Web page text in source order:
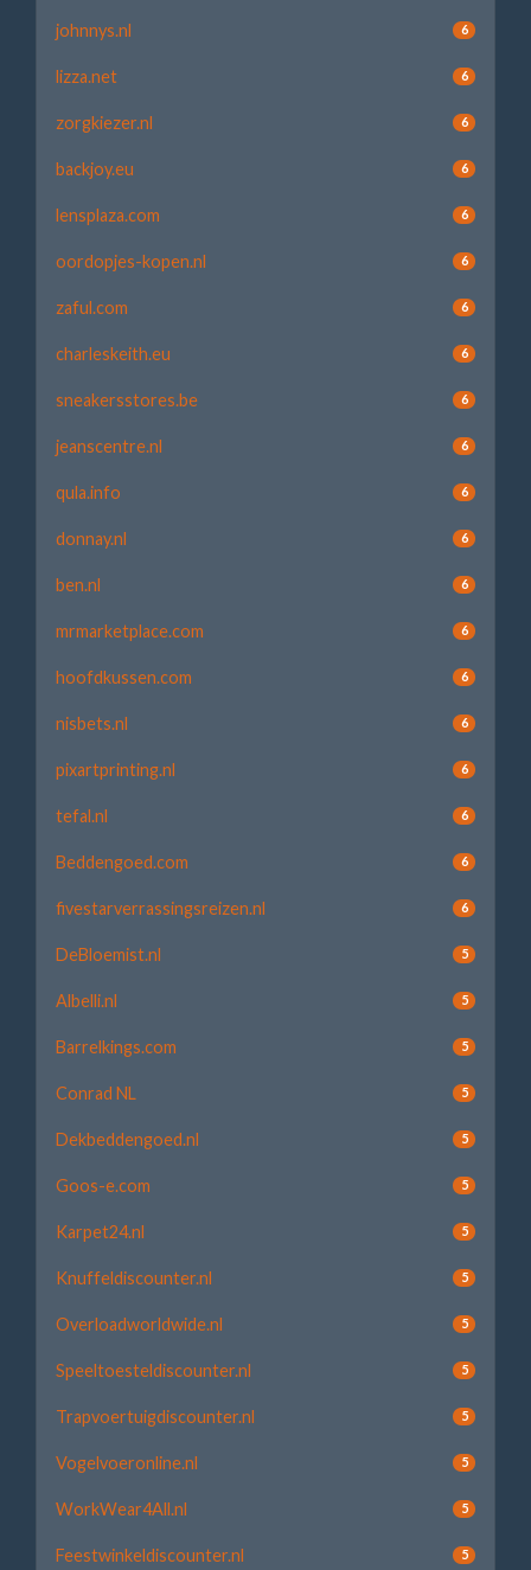
johnnys.nl 6
lizza.net 6
zorgkiezer.nl 6
backjoy.eu 6
lensplaza.com 6
oordopjes-kopen.nl 6
zaful.com 6
charleskeith.eu 6
sneakersstores.be 6
jeanscentre.nl 6
qula.info 6
donnay.nl 6
ben.nl 6
mrmarketplace.com 6
hoofdkussen.com 6
nisbets.nl 6
pixartprinting.nl 6
tefal.nl 6
Beddengoed.com 6
fivestarverrassingsreizen.nl 6
DeBloemist.nl 5
Albelli.nl 5
Barrelkings.com 5
Conrad NL 5
Dekbeddengoed.nl 5
Goos-e.com 5
Karpet24.nl 5
Knuffeldiscounter.nl 5
Overloadworldwide.nl 5
Speeltoesteldiscounter.nl 5
Trapvoertuigdiscounter.nl 5
Vogelvoeronline.nl 5
WorkWear4All.nl 5
Feestwinkeldiscounter.nl 5